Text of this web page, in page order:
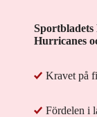
Hurricanes
Kravet på
Fördelen i